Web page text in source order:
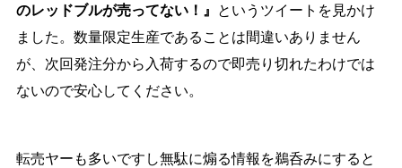
のレッドブルが売ってない！』
というツイートを見かけ
ました。数量限定生産であることは間違いありません
が、次回発注分から入荷するので即売り切れたわけでは
ないので安心してください。
転売ヤーも多いですし無駄に煽る情報を鵜呑みにすると